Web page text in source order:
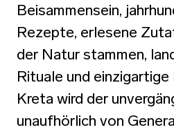
Beisammensein,
Rezepte, erlesene
der Natur stammen,
Rituale und
Kreta wird der
unaufhörlich von